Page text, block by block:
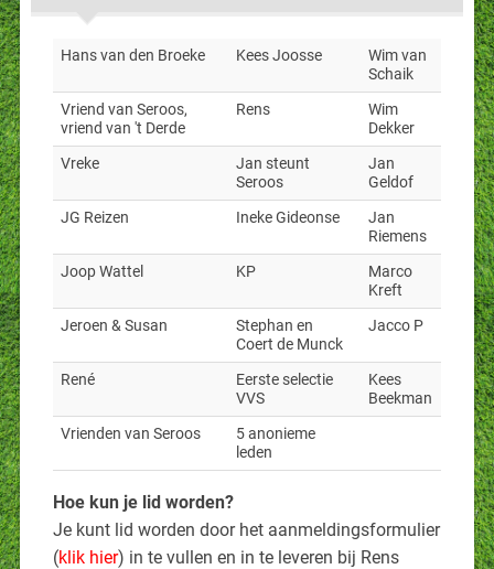
Hans van den Broeke Kees Joosse
Wim van
Schaik
Vriend van Seroos,
vriend van 't Derde
Rens
Wim
Dekker
Vreke
Jan steunt
Seroos
Jan
Geldof
JG Reizen
Ineke Gideonse
Jan
Riemens
Joop Wattel
KP
Marco
Kreft
Jeroen & Susan
Stephan en
Coert de Munck
Jacco P
René
Eerste selectie
VVS
Kees
Beekman
Vrienden van Seroos
5 anonieme
leden
Hoe kun je lid worden?
Je kunt lid worden door het aanmeldingsformulier
(klik hier) in te vullen en in te leveren bij Rens